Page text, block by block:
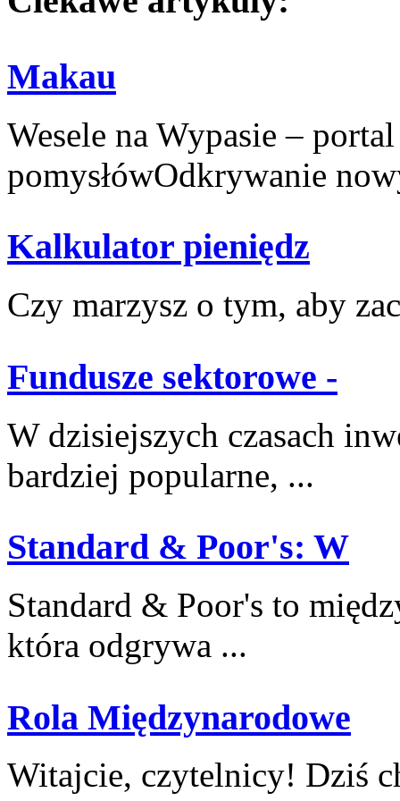
Makau
Wesele na Wypasie –
pomysłówOdkrywanie
Kalkulator pieniędz
Czy marzysz o tym, aby
Fundusze sektorowe -
W dzisiejszych ⁣czasach
bardziej popularne, ...
Standard & Poor's: W
Standard & Poor's⁢ to
która odgrywa ...
Rola Międzynarodowe
Witajcie, czytelnicy!⁤ Dziś